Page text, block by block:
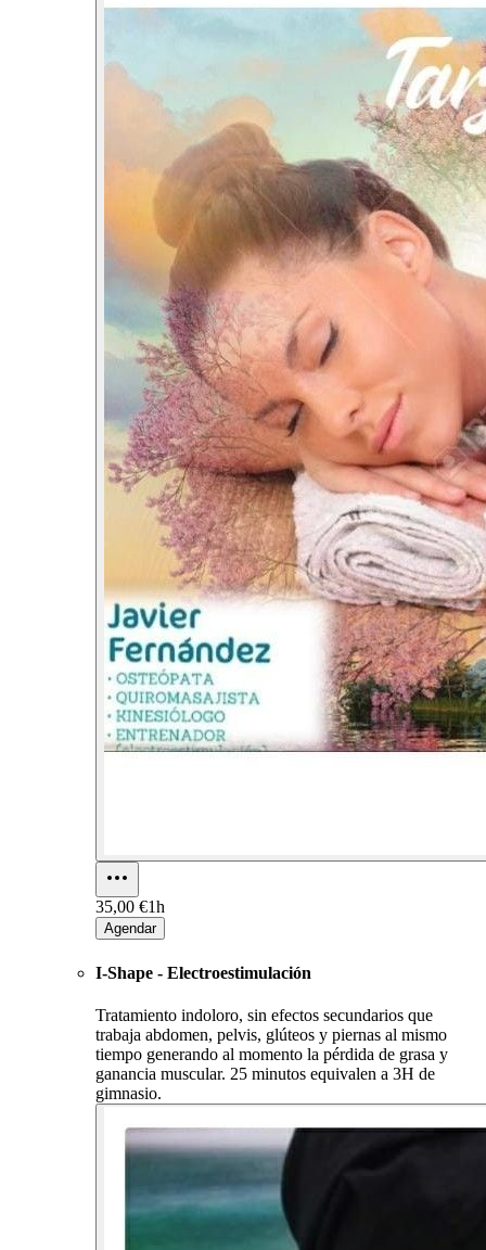
35,00 €1h
Agendar
I-Shape - Electroestimulación
Tratamiento indoloro, sin efectos secundarios que
trabaja abdomen, pelvis, glúteos y piernas al mismo
tiempo generando al momento la pérdida de grasa y
ganancia muscular. 25 minutos equivalen a 3H de
gimnasio.